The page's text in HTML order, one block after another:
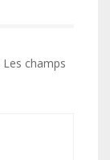
Les champs